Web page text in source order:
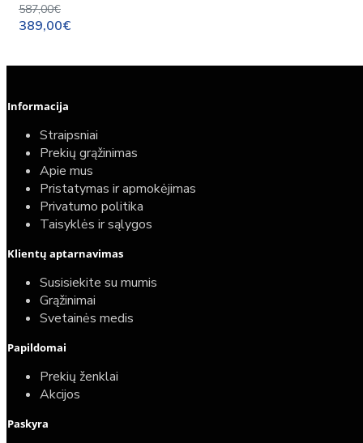
587,00€
389,00€
Informacija
Straipsniai
Prekių grąžinimas
Apie mus
Pristatymas ir apmokėjimas
Privatumo politika
Taisyklės ir sąlygos
Klientų aptarnavimas
Susisiekite su mumis
Grąžinimai
Svetainės medis
Papildomai
Prekių ženklai
Akcijos
Paskyra